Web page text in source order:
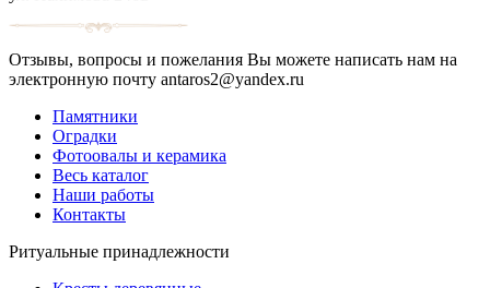
Отзывы, вопросы и пожелания Вы можете написать нам на
электронную почту antaros2@yandex.ru
Памятники
Оградки
Фотоовалы и керамика
Весь каталог
Наши работы
Контакты
Ритуальные принадлежности